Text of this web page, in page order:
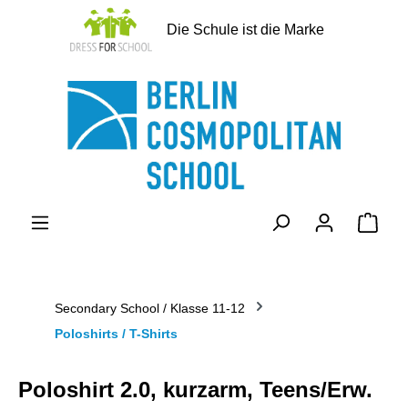
springen
Die Schule ist die Marke
Secondary School / Klasse 11-12
Poloshirts / T-Shirts
Poloshirt 2.0, kurzarm, Teens/Erw.